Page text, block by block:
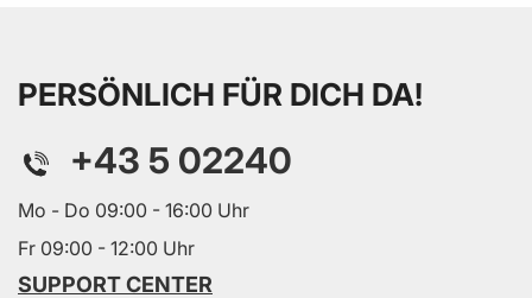
PERSÖNLICH FÜR DICH DA!
+43 5 02240
Mo - Do 09:00 - 16:00 Uhr
Fr 09:00 - 12:00 Uhr
SUPPORT CENTER